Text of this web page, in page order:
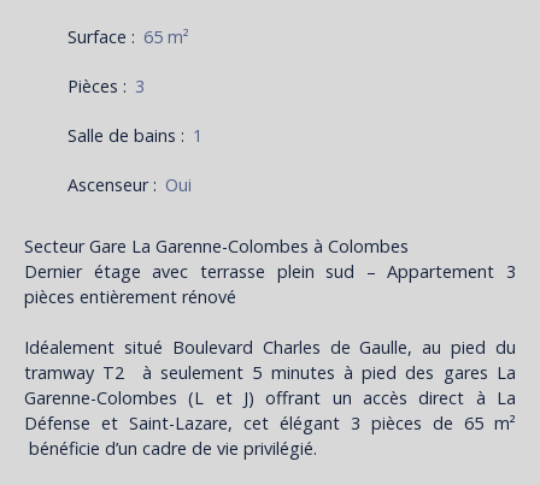
Surface : 65 m²
Pièces : 3
Salle de bains : 1
Ascenseur: Oui
Secteur Gare La Garenne-Colombes à Colombes
Dernier étage avec terrasse plein sud – Appartement 3
pièces entièrement rénové
Idéalement situé Boulevard Charles de Gaulle, au pied du
tramway T2 à seulement 5 minutes à pied des gares La
Garenne-Colombes (L et J) offrant un accès direct à La
Défense et Saint-Lazare, cet élégant 3 pièces de 65 m²
bénéficie d’un cadre de vie privilégié.